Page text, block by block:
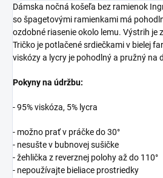
Dámska nočná košeľa bez ramienok
so špagetovými ramienkami má
ozdobné riasenie okolo lemu. Výstrih je
Tričko je potlačené srdiečkami v bielej
viskózy a lycry je pohodlný a pružný na
Pokyny na údržbu:
- 95% viskóza, 5% lycra
- možno prať v práčke do 30°
- nesušte v bubnovej sušičke
- žehlička z reverznej polohy až do 110°
- nepoužívajte bieliace prostriedky